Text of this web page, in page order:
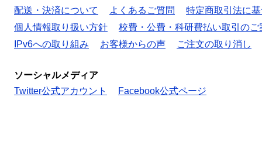
配送・決済について
よくあるご質問
特定商取引法に
個人情報取り扱い方針
校費・公費・科研費払い取引のご
IPv6への取り組み
お客様からの声 ご注文の取り消し
ソーシャルメディア
Twitter公式アカウント
Facebook公式ページ